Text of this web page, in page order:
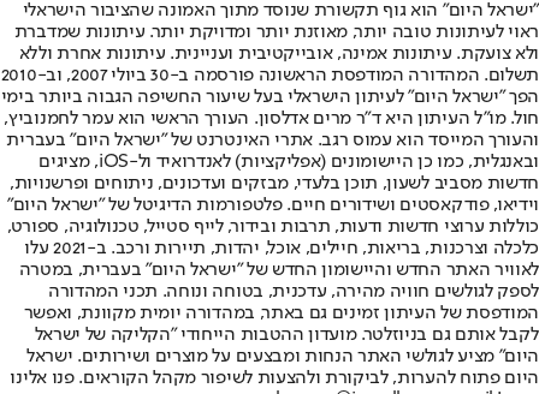
"ישראל היום" הוא גוף תקשורת שנוסד מתוך האמונה שהציבור הישראלי
ראוי לעיתונות טובה יותר, מאוזנת יותר ומדויקת יותר. עיתונות שמדברת
ולא צועקת. עיתונות אמינה, אובייקטיבית ועניינית. עיתונות אחרת וללא
תשלום. המהדורה המודפסת הראשונה פורסמה ב-30 ביולי 2007, וב-2010
הפך "ישראל היום" לעיתון הישראלי בעל שיעור החשיפה הגבוה ביותר בימי
חול. מו"ל העיתון היא ד"ר מרים אדלסון. העורך הראשי הוא עמר לחמנוביץ,
והעורך המייסד הוא עמוס רגב. אתרי האינטרנט של "ישראל היום" בעברית
ובאנגלית, כמו כן היישומונים (אפליקציות) לאנדרואיד ול-iOS, מציגים
חדשות מסביב לשעון, תוכן בלעדי, מבזקים ועדכונים, ניתוחים ופרשנויות,
וידיאו, פודקאסטים ושידורים חיים. פלטפורמות הדיגיטל של "ישראל היום"
כוללות ערוצי חדשות ודעות, תרבות ובידור, לייף סטייל, טכנולוגיה, ספורט,
כלכלה וצרכנות, בריאות, חיילים, אוכל, יהדות, תיירות ורכב. ב-2021 עלו
לאוויר האתר החדש והיישומון החדש של "ישראל היום" בעברית, במטרה
לספק לגולשים חוויה מהירה, עדכנית, בטוחה ונוחה. תכני המהדורה
המודפסת של העיתון זמינים גם באתר, במהדורה יומית מקוונת, ואפשר
לקבל אותם גם בניוזלטר. מועדון ההטבות הייחודי "הקליקה של ישראל
היום" מציע לגולשי האתר הנחות ומבצעים על מוצרים ושירותים. ישראל
היום פתוח להערות, לביקורת ולהצעות לשיפור מקהל הקוראים. פנו אלינו